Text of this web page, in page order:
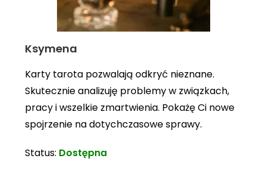
Ksymena
Karty tarota pozwalają odkryć nieznane.
Skutecznie analizuję problemy w związkach,
pracy i wszelkie zmartwienia. Pokażę Ci nowe
spojrzenie na dotychczasowe sprawy.
Status: Dostępna